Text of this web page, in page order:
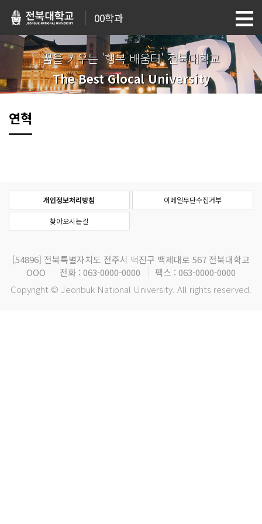
00학과
꿈을 키우는 '행복 배움터' 전북대학교
The Best Glocal University
연혁
개인정보처리방침 이메일무단수집거부
찾아오시는길
[54896] 전북특별자치도 전주시 덕진구 백제대로 567 전북대학교
OOO
전화 : 063-0000-0000
팩스 : 063-0000-0000
Copyright © Jeonbuk National University. All rights reserved.